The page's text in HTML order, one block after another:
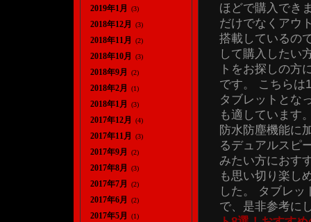
ほどで購入でき
だけでなくアウ
搭載しているの
して購入したい
トをお探しの方
です。 こちらは
タブレットとな
も適しています
防水防塵機能に
るデュアルスピ
みたい方におす
も思い切り楽し
した。 タブレ
で、是非参考に
2019年1月 (3)
2018年12月 (3)
2018年11月 (2)
2018年10月 (3)
2018年9月 (2)
2018年2月 (1)
2018年1月 (3)
2017年12月 (4)
2017年11月 (3)
2017年9月 (2)
2017年8月 (3)
2017年7月 (2)
2017年6月 (2)
2017年5月 (1)